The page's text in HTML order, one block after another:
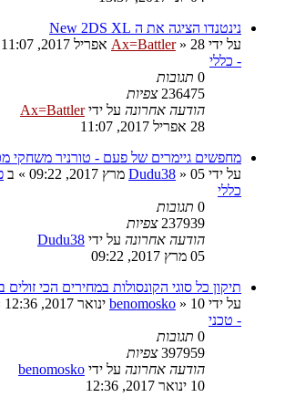
נינטנדו הציגה את ה New 2DS XL
על ידי
Ax=Battler» 28 אפריל 2017, 11:07
- כללי
0 תגובות
236475 צפיות
הודעה אחרונה על ידיAx=Battler
28 אפריל 2017, 11:07
מחפשים גיימרים של פעם - טורניר משחקי
על ידי
Dudu38 » 05 מרץ 2017, 09:22 » ב
כללי
0 תגובות
237939 צפיות
הודעה אחרונה על ידי Dudu38
05 מרץ 2017, 09:22
תיקון כל סוגי הקונסולות במחירים הכי זולים
על ידי
benomosko » 10 ינואר 2017, 12:36
- טכני
0 תגובות
397959 צפיות
הודעה אחרונה על ידי benomosko
10 ינואר 2017, 12:36